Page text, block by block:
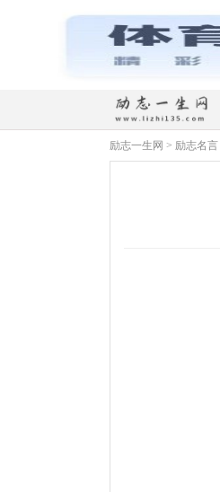
励志一生网 > 励志名言